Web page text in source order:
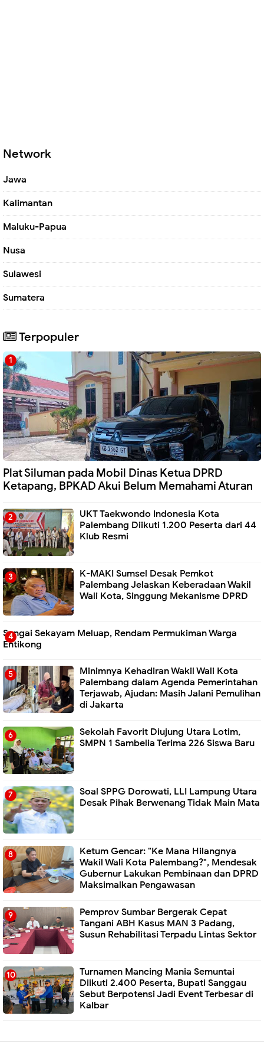
Network
Jawa
Kalimantan
Maluku-Papua
Nusa
Sulawesi
Sumatera
Terpopuler
Plat Siluman pada Mobil Dinas Ketua DPRD
Ketapang, BPKAD Akui Belum Memahami Aturan
UKT Taekwondo Indonesia Kota
Palembang Diikuti 1.200 Peserta dari 44
Klub Resmi
K-MAKI Sumsel Desak Pemkot
Palembang Jelaskan Keberadaan Wakil
Wali Kota, Singgung Mekanisme DPRD
Sungai Sekayam Meluap, Rendam Permukiman Warga
Entikong
Minimnya Kehadiran Wakil Wali Kota
Palembang dalam Agenda Pemerintahan
Terjawab, Ajudan: Masih Jalani Pemulihan
di Jakarta
Sekolah Favorit Diujung Utara Lotim,
SMPN 1 Sambelia Terima 226 Siswa Baru ‎
Soal SPPG Dorowati, LLI Lampung Utara
Desak Pihak Berwenang Tidak Main Mata
Ketum Gencar: "Ke Mana Hilangnya
Wakil Wali Kota Palembang?", Mendesak
Gubernur Lakukan Pembinaan dan DPRD
Maksimalkan Pengawasan
Pemprov Sumbar Bergerak Cepat
Tangani ABH Kasus MAN 3 Padang,
Susun Rehabilitasi Terpadu Lintas Sektor
Turnamen Mancing Mania Semuntai
Diikuti 2.400 Peserta, Bupati Sanggau
Sebut Berpotensi Jadi Event Terbesar di
Kalbar